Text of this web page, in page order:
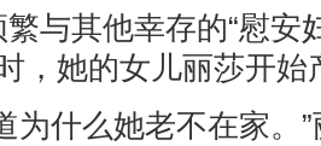
与其他幸存的“慰安
，她的女儿丽莎开始
为什么她老不在家。